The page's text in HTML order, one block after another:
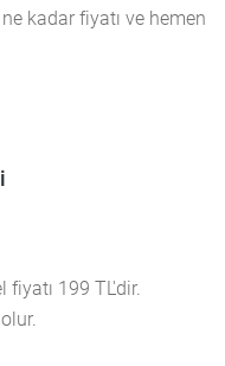
kadar fiyatı ve hemen
199 TL'dir.